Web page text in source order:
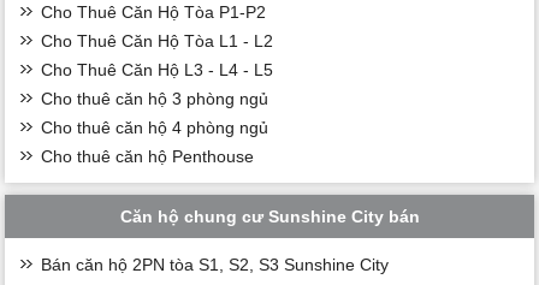
Cho Thuê Căn Hộ Tòa P1-P2
Cho Thuê Căn Hộ Tòa L1 - L2
Cho Thuê Căn Hộ L3 - L4 - L5
Cho thuê căn hộ 3 phòng ngủ
Cho thuê căn hộ 4 phòng ngủ
Cho thuê căn hộ Penthouse
Căn hộ chung cư Sunshine City bán
Bán căn hộ 2PN tòa S1, S2, S3 Sunshine City